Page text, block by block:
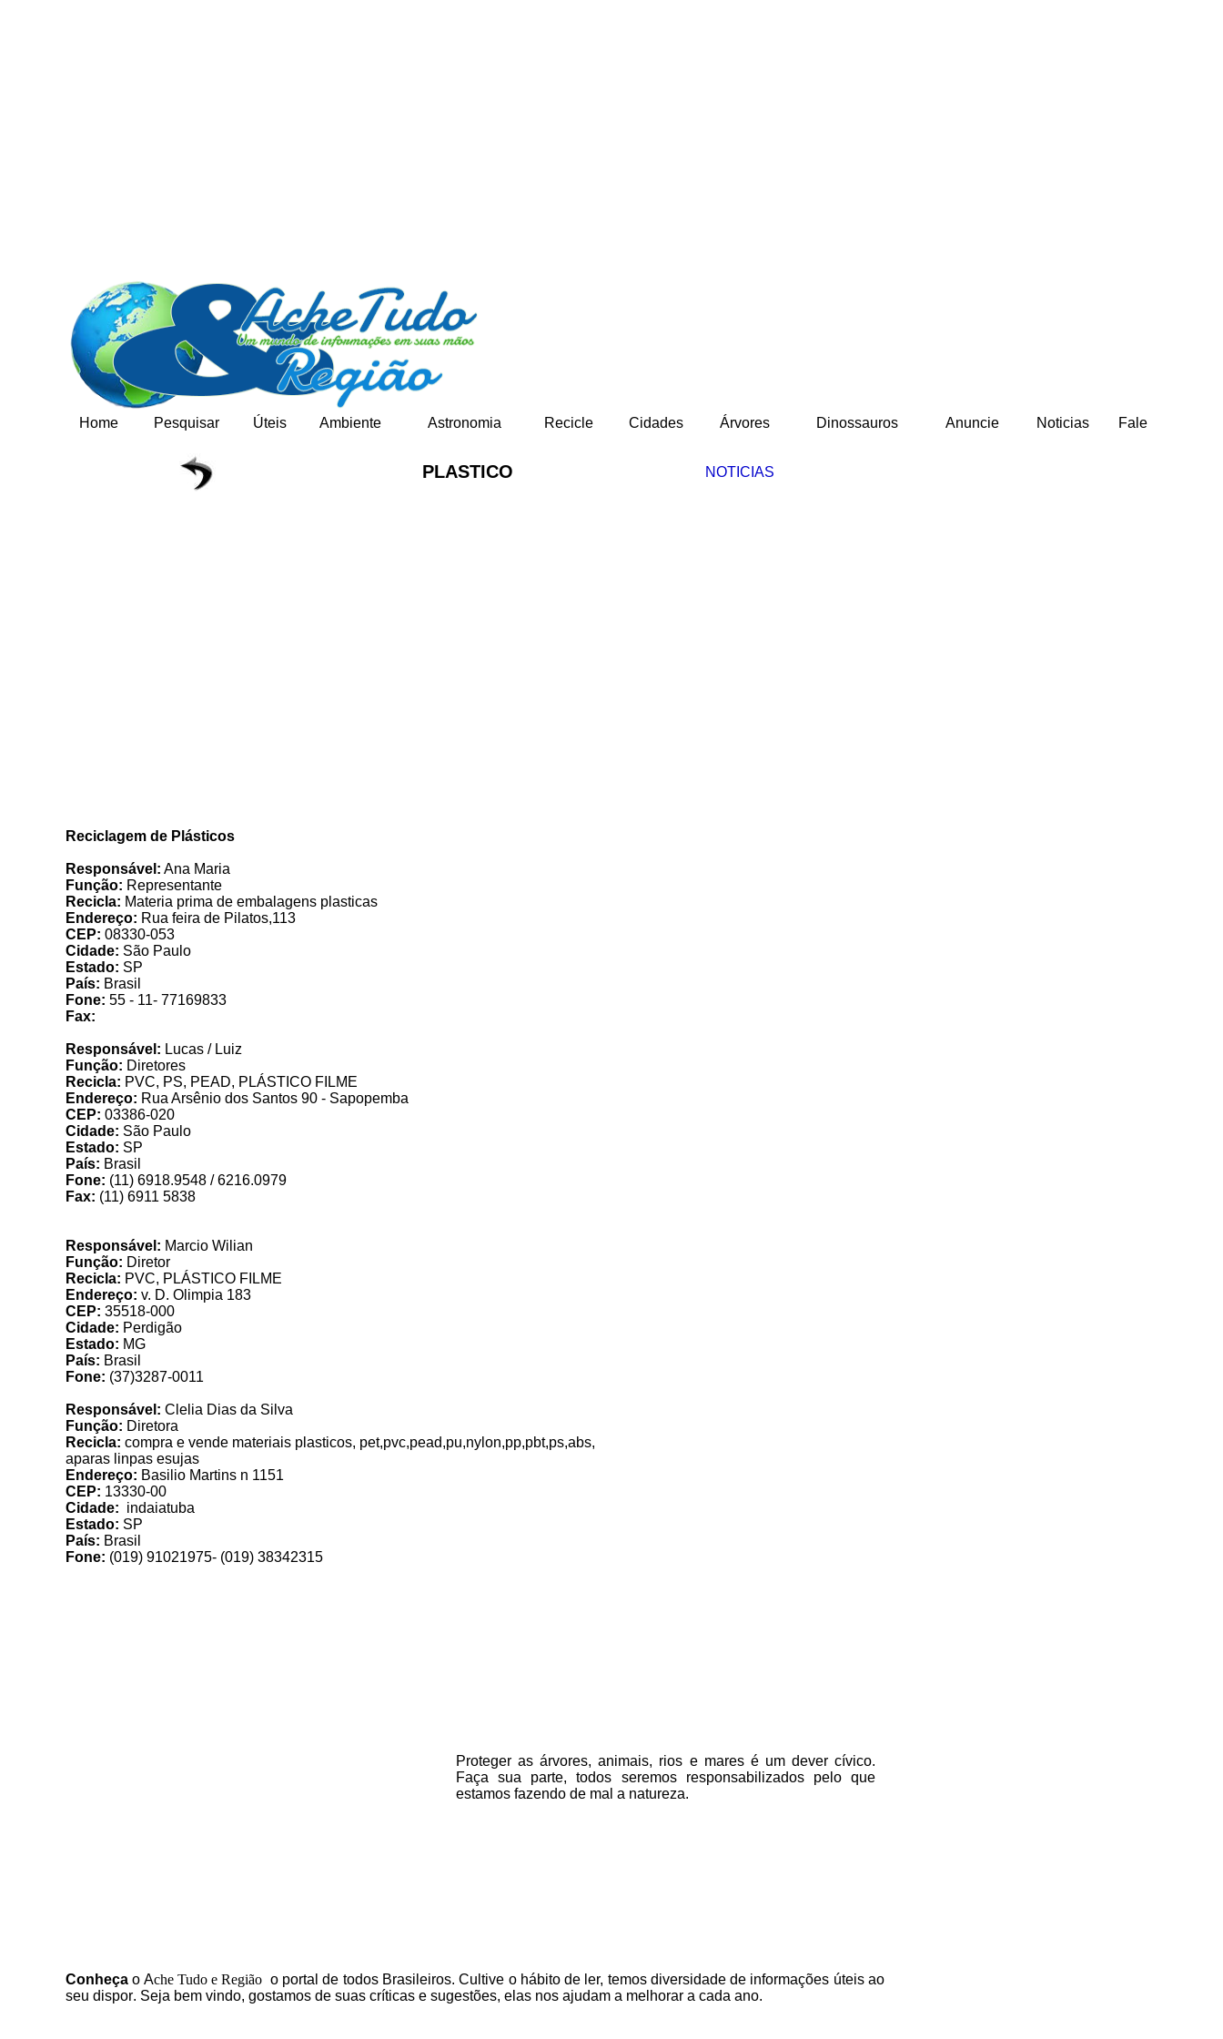
Home Pesquisar Úteis Ambiente Astronomia Recicle Cidades Árvores Dinossauros Anuncie Noticias Fale
PLASTICO NOTICIAS
Reciclagem de Plásticos
Responsável: Ana Maria
Função: Representante
Recicla: Materia prima de embalagens plasticas
Endereço: Rua feira de Pilatos,113
CEP: 08330-053
Cidade: São Paulo
Estado: SP
País: Brasil
Fone: 55 - 11- 77169833
Fax:
Responsável: Lucas / Luiz
Função: Diretores
Recicla: PVC, PS, PEAD, PLÁSTICO FILME
Endereço: Rua Arsênio dos Santos 90 - Sapopemba
CEP: 03386-020
Cidade: São Paulo
Estado: SP
País: Brasil
Fone: (11) 6918.9548 / 6216.0979
Fax: (11) 6911 5838
Responsável: Marcio Wilian
Função: Diretor
Recicla: PVC, PLÁSTICO FILME
Endereço: v. D. Olimpia 183
CEP: 35518-000
Cidade: Perdigão
Estado: MG
País: Brasil
Fone: (37)3287-0011
Responsável: Clelia Dias da Silva
Função: Diretora
Recicla: compra e vende materiais plasticos, pet,pvc,pead,pu,nylon,pp,pbt,ps,abs,
aparas linpas esujas
Endereço: Basilio Martins n 1151
CEP: 13330-00
Cidade: indaiatuba
Estado: SP
País: Brasil
Fone: (019) 91021975- (019) 38342315
Proteger as árvores, animais, rios e mares é um dever cívico.
Faça sua parte, todos seremos responsabilizados pelo que
estamos fazendo de mal a natureza.
Conheça o Ache Tudo e Região o portalde todos Brasileiros. Cultive o hábito de ler, temos diversidade de informações úteisao
seu dispor. Seja bem vindo, gostamos de suas críticas e sugestões, elas nos ajudam a melhorar a cada ano.